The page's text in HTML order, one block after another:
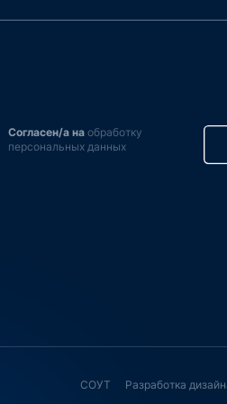
Согласен/а наобработку
персональных данных
СОУТ Разработка